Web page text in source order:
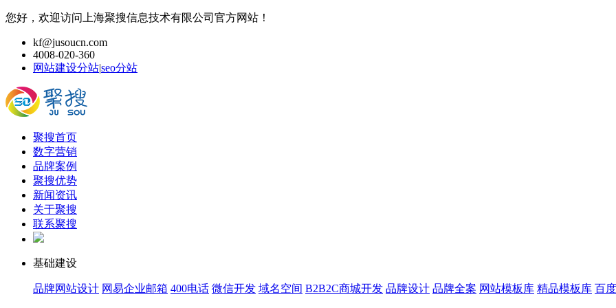
您好，欢迎访问上海聚搜信息技术有限公司官方网站！
kf@jusoucn.com
4008-020-360
网站建设分站|seo分站
聚搜首页
数字营销
品牌案例
聚搜优势
新闻资讯
关于聚搜
联系聚搜
基础建设
品牌网站设计 网易企业邮箱 400电话 微信开发 域名空间 B2B2C商城开发 品牌设计 品牌全案 网站模板库 精品模板库 百